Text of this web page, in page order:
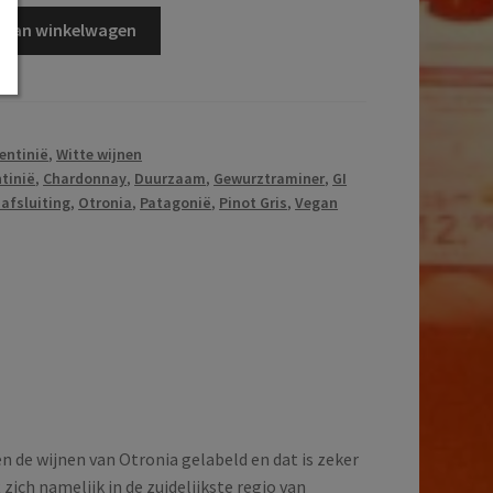
aan winkelwagen
,Witte wijnen
, Chardonnay, Duurzaam, Gewurztraminer, GI
afsluiting, Otronia, Patagonië, Pinot Gris,Vegan
de wijnen van Otronia gelabeld en dat is zeker
namelijk in de zuidelijkste regio van